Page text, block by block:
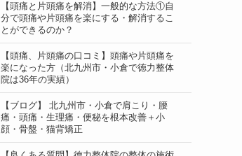
【頭痛と片頭痛を解消】一般的な方法①自
分で頭痛や片頭痛を楽にする・解消するこ
とができるのか？
【頭痛、片頭痛の口コミ】頭痛や片頭痛を
楽になった方（北九州市・小倉で徳力整体
院は36年の実績）
【ブログ】 北九州市・小倉で肩こり・腰
痛・頭痛・生理痛・便秘を根本改善＋小
顔・骨盤・猫背矯正